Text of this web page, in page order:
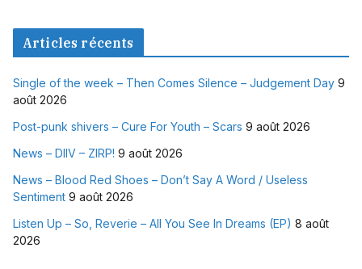
Articles récents
Single of the week – Then Comes Silence – Judgement Day 9
août 2026
Post-punk shivers – Cure For Youth – Scars 9 août 2026
News – DIIV – ZIRP! 9 août 2026
News – Blood Red Shoes – Don’t Say A Word / Useless
Sentiment 9 août 2026
Listen Up – So, Reverie – All You See In Dreams (EP) 8 août
2026